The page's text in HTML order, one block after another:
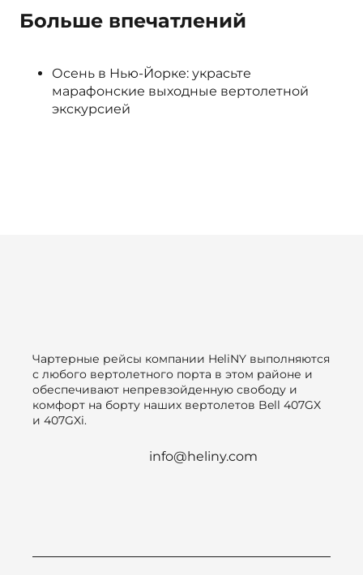
Больше впечатлений
Осень в Нью-Йорке: украсьте
марафонские выходные вертолетной
экскурсией
Чартерные рейсы компании HeliNY выполняются
с любого вертолетного порта в этом районе и
обеспечивают непревзойденную свободу и
комфорт на борту наших вертолетов Bell 407GX
и 407GXi.
info@heliny.com